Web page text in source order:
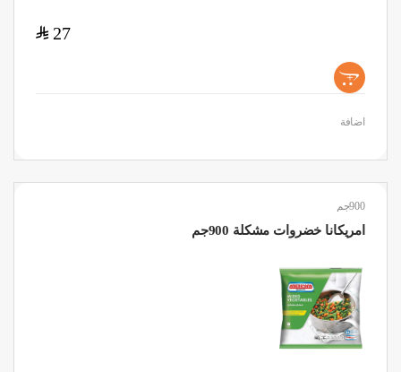
27
$
+
اضافة
900جم
امريكانا خضروات مشكلة 900جم